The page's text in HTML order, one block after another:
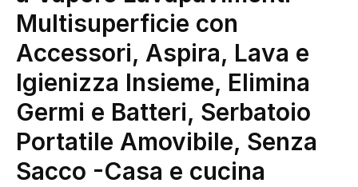
Multisuperficie con
Accessori, Aspira, Lava e
Igienizza Insieme, Elimina
Germi e Batteri, Serbatoio
Portatile Amovibile, Senza
Sacco -Casa e cucina